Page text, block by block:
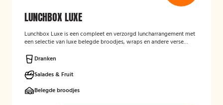
LUNCHBOX LUXE
Lunchbox Luxe is een compleet en verzorgd luncharrangement met
een selectie van luxe belegde broodjes, wraps en andere verse
bijeenkomsten, vergaderingen en groepslunches en staat bekend
om de verse ingrediënten, verzorgde presentatie en de mogelijkheid
om rekening te houden met dieetwensen zoals vegetarisch,
veganistisch of halal.
Dranken
Salades & Fruit
Belegde broodjes